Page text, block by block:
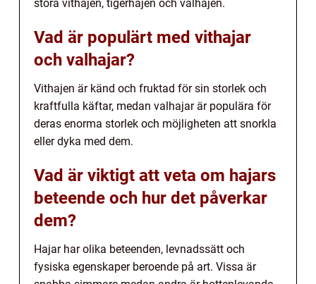
stora vithajen, tigerhajen och valhajen.
Vad är populärt med vithajar
och valhajar?
Vithajen är känd och fruktad för sin storlek och
kraftfulla käftar, medan valhajar är populära för
deras enorma storlek och möjligheten att snorkla
eller dyka med dem.
Vad är viktigt att veta om hajars
beteende och hur det påverkar
dem?
Hajar har olika beteenden, levnadssätt och
fysiska egenskaper beroende på art. Vissa är